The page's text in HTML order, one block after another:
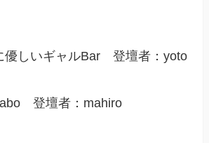
しいギャルBar 登壇者：yoto
登壇者：mahiro